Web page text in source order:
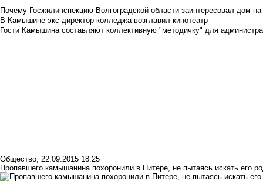
Почему Госжилинспекцию Волгоградской области заинтересовал дом
В Камышине экс-директор колледжа возглавил кинотеатр
Гости Камышина составляют коллективную "методичку" для
Общество, 22.09.2015 18:25
Пропавшего камышанина похоронили в Питере, не пытаясь искать его